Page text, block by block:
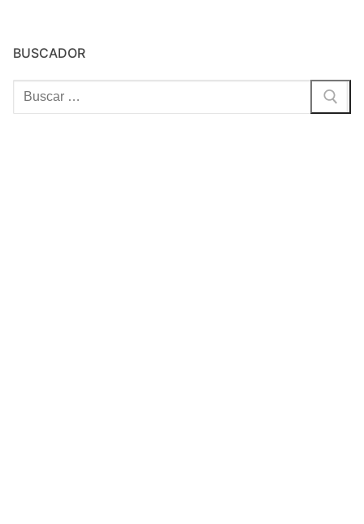
BUSCADOR
Buscar: